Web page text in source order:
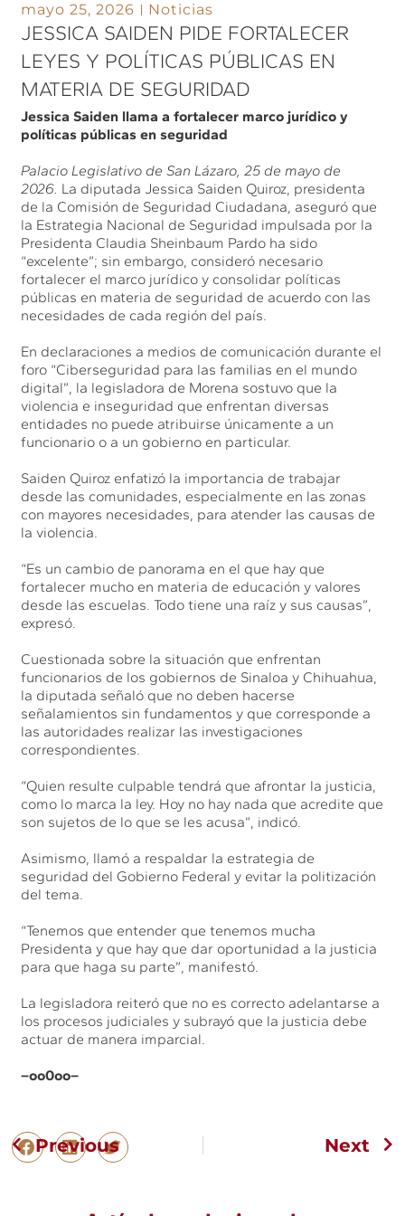
mayo 25, 2026 Noticias
JESSICA SAIDEN PIDE FORTALECER
LEYES Y POLÍTICAS PÚBLICAS EN
MATERIA DE SEGURIDAD
Jessica Saiden llama a fortalecer marco jurídico y
políticas públicas en seguridad
Palacio Legislativo de San Lázaro, 25 de mayo de
2026. La diputada Jessica Saiden Quiroz, presidenta
de la Comisión de Seguridad Ciudadana, aseguró que
la Estrategia Nacional de Seguridad impulsada por la
Presidenta Claudia Sheinbaum Pardo ha sido
“excelente”; sin embargo, consideró necesario
fortalecer el marco jurídico y consolidar políticas
públicas en materia de seguridad de acuerdo con las
necesidades de cada región del país.
En declaraciones a medios de comunicación durante el
foro “Ciberseguridad para las familias en el mundo
digital”, la legisladora de Morena sostuvo que la
violencia e inseguridad que enfrentan diversas
entidades no puede atribuirse únicamente a un
funcionario o a un gobierno en particular.
Saiden Quiroz enfatizó la importancia de trabajar
desde las comunidades, especialmente en las zonas
con mayores necesidades, para atender las causas de
la violencia.
“Es un cambio de panorama en el que hay que
fortalecer mucho en materia de educación y valores
desde las escuelas. Todo tiene una raíz y sus causas”,
expresó.
Cuestionada sobre la situación que enfrentan
funcionarios de los gobiernos de Sinaloa y Chihuahua,
la diputada señaló que no deben hacerse
señalamientos sin fundamentos y que corresponde a
las autoridades realizar las investigaciones
correspondientes.
“Quien resulte culpable tendrá que afrontar la justicia,
como lo marca la ley. Hoy no hay nada que acredite que
son sujetos de lo que se les acusa”, indicó.
Asimismo, llamó a respaldar la estrategia de
seguridad del Gobierno Federal y evitar la politización
del tema.
“Tenemos que entender que tenemos mucha
Presidenta y que hay que dar oportunidad a la justicia
para que haga su parte”, manifestó.
La legisladora reiteró que no es correcto adelantarse a
los procesos judiciales y subrayó que la justicia debe
actuar de manera imparcial.
–oo0oo–
Previous Next